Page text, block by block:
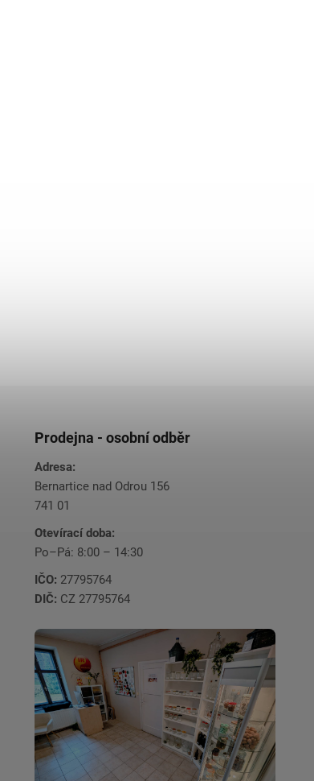
Prodejna - osobní odběr
Adresa:
Bernartice nad Odrou 156
741 01
Otevírací doba:
Po–Pá: 8:00 – 14:30
IČO: 27795764
DIČ: CZ 27795764